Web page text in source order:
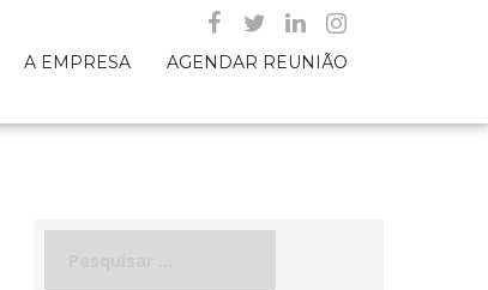
A EMPRESA AGENDAR REUNIÃO